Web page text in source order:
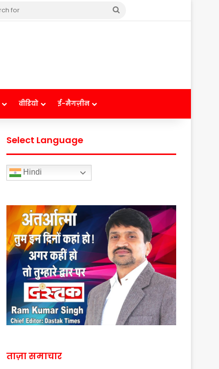
वीडियो ई-मैगज़ीन
Select Language
Hindi
ताज़ा समाचार